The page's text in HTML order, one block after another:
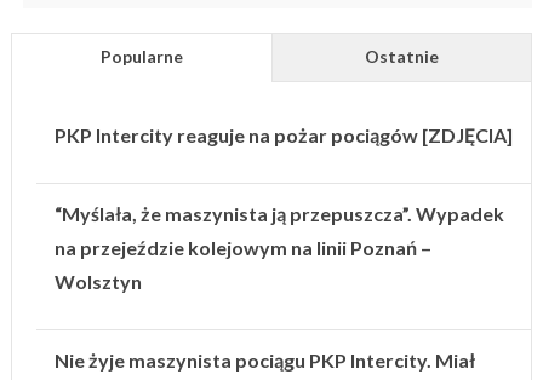
Popularne Ostatnie
PKP Intercity reaguje na pożar pociągów [ZDJĘCIA]
“Myślała, że maszynista ją przepuszcza”. Wypadek
na przejeździe kolejowym na linii Poznań –
Wolsztyn
Nie żyje maszynista pociągu PKP Intercity. Miał